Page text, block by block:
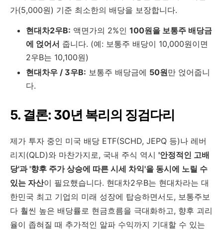
가(5,000원) 기준 최소한의 배당을 보장합니다.
현대차2우B: 액면가의 2%인 100원을 보통주 배당금
에 얹어서 줍니다. (예: 보통주 배당이 10,000원이면
2우B는 10,100원)
현대차우 / 3우B: 보통주 배당금에 50원만 얹어줍니
다.
5. 결론: 30년 복리의 징검다리
제가 투자 중인 미국 배당 ETF(SCHD, JEPQ 등)나 레버
리지(QLD)와 마찬가지로, 국내 주식 역시 '안정적인 고배
당'과 '향후 주가 상승에 따른 시세 차익'을 동시에 노릴 수
있는 자산이 필요했습니다. 현대차2우B는 현대차라는 대
한민국 최고 기업의 미래 성장에 탑승하면서도, 보통주보
다 훨씬 높은 배당률로 현금흐름을 극대화하고, 향후 괴리
율이 좁혀질 때 추가적인 알파 수익까지 기대할 수 있는